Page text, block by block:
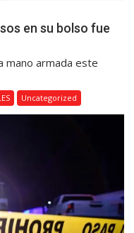
en su bolso fue
mano armada este
Uncategorized